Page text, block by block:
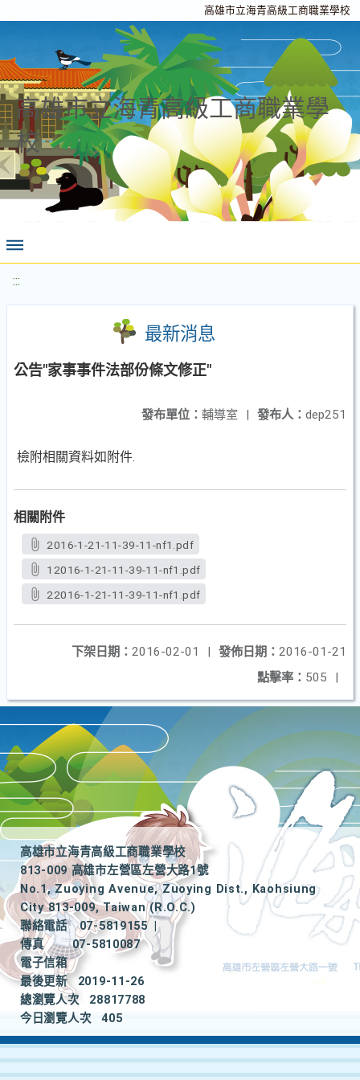
高雄市立海青高級工商職業學校
高雄市立海青高級工商職業學
校
:::
最新消息
公告"家事事件法部份條文修正"
發布人： dep251
發布單位： 輔導室 |
檢附相關資料如附件.
相關附件
2016-1-21-11-39-11-nf1.pdf
12016-1-21-11-39-11-nf1.pdf
22016-1-21-11-39-11-nf1.pdf
發佈日期： 2016-01-21
下架日期： 2016-02-01
|
點擊率： 505 |
高雄市立海青高級工商職業學校
813-009 高雄市左營區左營大路1號
No.1, Zuoying Avenue, Zuoying Dist., Kaohsiung
City 813-009, Taiwan (R.O.C.)
聯絡電話
07-5819155
|
傳真
07-5810087
電子信箱
最後更新
2019-11-26
總瀏覽人次
28817788
今日瀏覽人次
405